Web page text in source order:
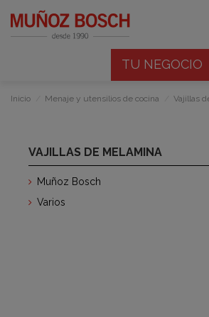
TU NEGOCIO
Inicio Menaje y utensilios de cocina Vajillas
VAJILLAS DE MELAMINA
Muñoz Bosch
Varios